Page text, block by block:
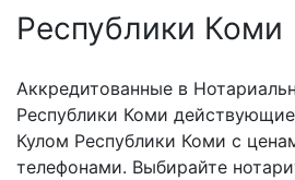
Республики Коми
Аккредитованные в
Республики Коми
Кулом Республики Коми с
телефонами. Выбирайте